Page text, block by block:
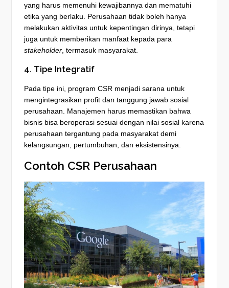
yang harus memenuhi kewajibannya dan mematuhi
etika yang berlaku. Perusahaan tidak boleh hanya
melakukan aktivitas untuk kepentingan dirinya, tetapi
juga untuk memberikan manfaat kepada para
stakeholder, termasuk masyarakat.
4. Tipe Integratif
Pada tipe ini, program CSR menjadi sarana untuk
mengintegrasikan profit dan tanggung jawab sosial
perusahaan. Manajemen harus memastikan bahwa
bisnis bisa beroperasi sesuai dengan nilai sosial karena
perusahaan tergantung pada masyarakat demi
kelangsungan, pertumbuhan, dan eksistensinya.
Contoh CSR Perusahaan